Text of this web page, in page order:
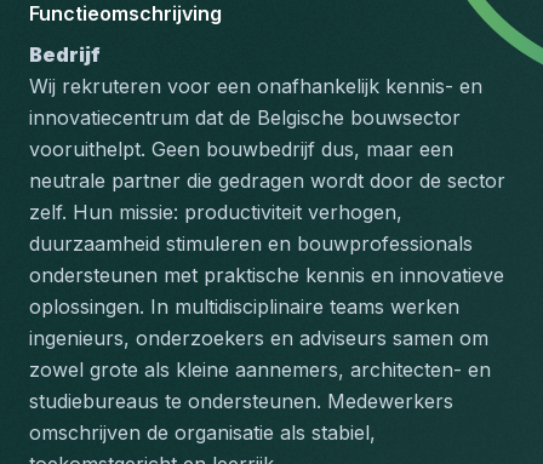
Functieomschrijving
Bedrijf
Wij rekruteren voor een onafhankelijk kennis- en
innovatiecentrum dat de Belgische bouwsector
vooruithelpt. Geen bouwbedrijf dus, maar een
neutrale partner die gedragen wordt door de sector
zelf. Hun missie: productiviteit verhogen,
duurzaamheid stimuleren en bouwprofessionals
ondersteunen met praktische kennis en innovatieve
oplossingen. In multidisciplinaire teams werken
ingenieurs, onderzoekers en adviseurs samen om
zowel grote als kleine aannemers, architecten- en
studiebureaus te ondersteunen. Medewerkers
omschrijven de organisatie als stabiel,